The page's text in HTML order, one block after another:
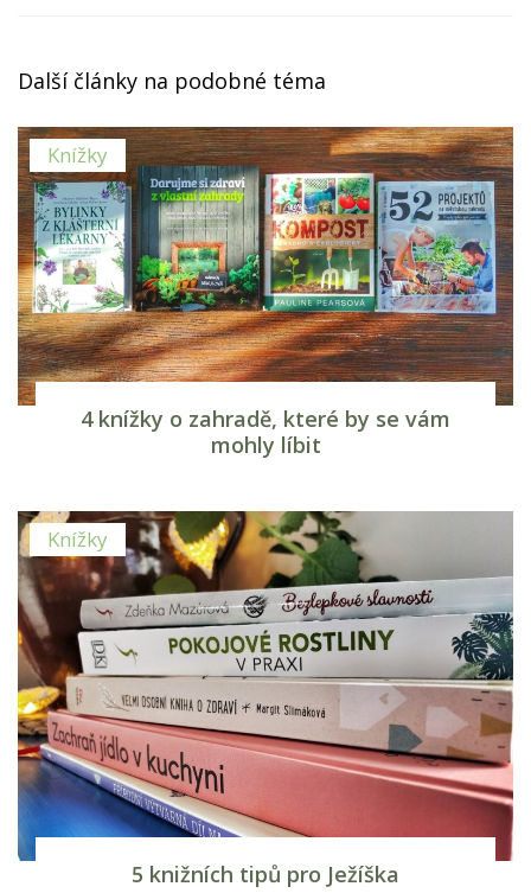
Další články na podobné téma
Knížky
4 knížky o zahradě, které by se vám
mohly líbit
Knížky
5 knižních tipů pro Ježíška